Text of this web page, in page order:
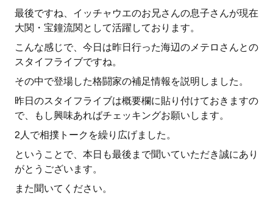
最後ですね、イッチャウエのお兄さんの息子さんが現在
大関・宝鐘流関として活躍しております。
こんな感じで、今日は昨日行った海辺のメテロさんとの
スタイフライブですね。
その中で登場した格闘家の補足情報を説明しました。
昨日のスタイフライブは概要欄に貼り付けておきますの
で、もし興味あればチェッキングお願いします。
2人で相撲トークを繰り広げました。
ということで、本日も最後まで聞いていただき誠にあり
がとうございます。
また聞いてください。